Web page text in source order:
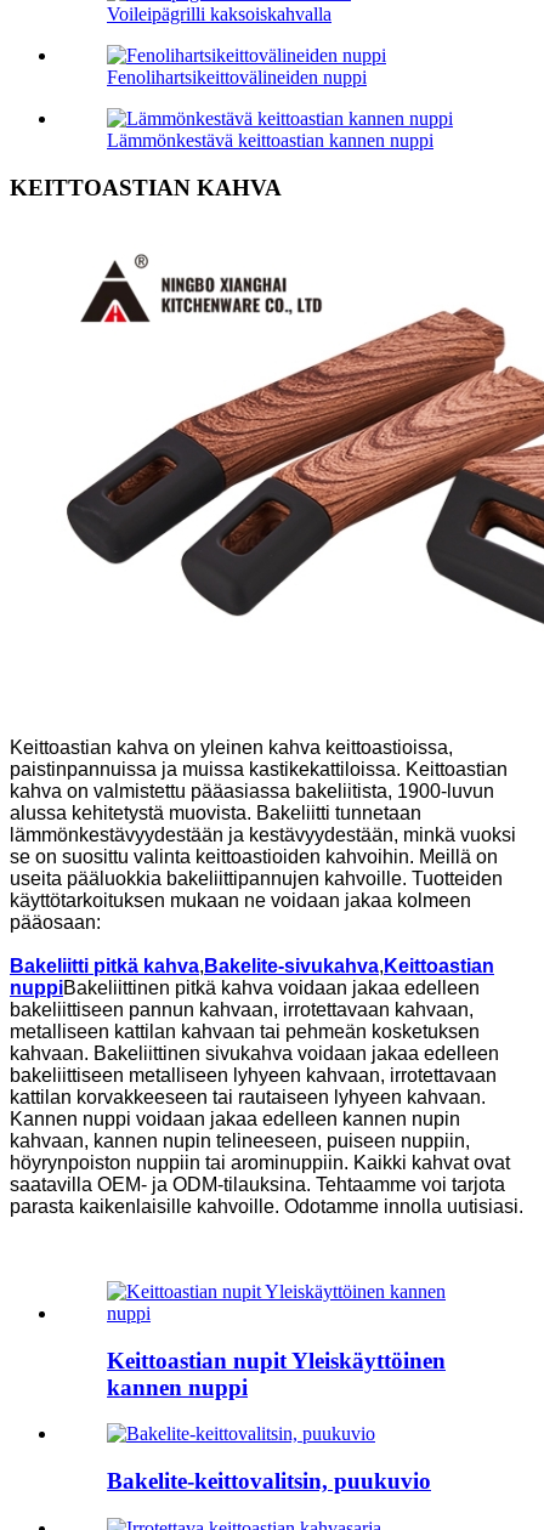
Voileipägrilli kaksoiskahvalla
Fenolihartsikeittovälineiden nuppi
Lämmönkestävä keittoastian kannen nuppi
KEITTOASTIAN KAHVA
Keittoastian kahva on yleinen kahva keittoastioissa,
paistinpannuissa ja muissa kastikekattiloissa. Keittoastian
kahva on valmistettu pääasiassa bakeliitista, 1900-luvun
alussa kehitetystä muovista. Bakeliitti tunnetaan
lämmönkestävyydestään ja kestävyydestään, minkä vuoksi
se on suosittu valinta keittoastioiden kahvoihin. Meillä on
useita pääluokkia bakeliittipannujen kahvoille. Tuotteiden
käyttötarkoituksen mukaan ne voidaan jakaa kolmeen
pääosaan:
Bakeliitti pitkä kahva, Bakelite-sivukahva, Keittoastian
nuppiBakeliittinen pitkä kahva voidaan jakaa edelleen
bakeliittiseen pannun kahvaan, irrotettavaan kahvaan,
metalliseen kattilan kahvaan tai pehmeän kosketuksen
kahvaan. Bakeliittinen sivukahva voidaan jakaa edelleen
bakeliittiseen metalliseen lyhyeen kahvaan, irrotettavaan
kattilan korvakkeeseen tai rautaiseen lyhyeen kahvaan.
Kannen nuppi voidaan jakaa edelleen kannen nupin
kahvaan, kannen nupin telineeseen, puiseen nuppiin,
höyrynpoiston nuppiin tai arominuppiin. Kaikki kahvat ovat
saatavilla OEM- ja ODM-tilauksina. Tehtaamme voi tarjota
parasta kaikenlaisille kahvoille. Odotamme innolla uutisiasi.
Keittoastian nupit Yleiskäyttöinen
kannen nuppi
Bakelite-keittovalitsin, puukuvio